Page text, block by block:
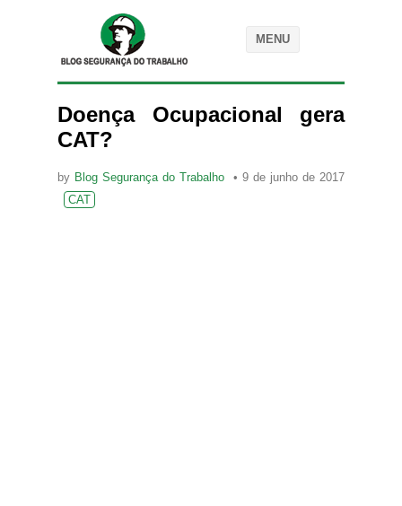
MENU
Doença Ocupacional gera
CAT?
by Blog Segurança do Trabalho
9 de junho de 2017
CAT